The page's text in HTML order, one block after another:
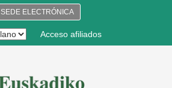
SEDE ELECTRÓNICA
Acceso afiliados